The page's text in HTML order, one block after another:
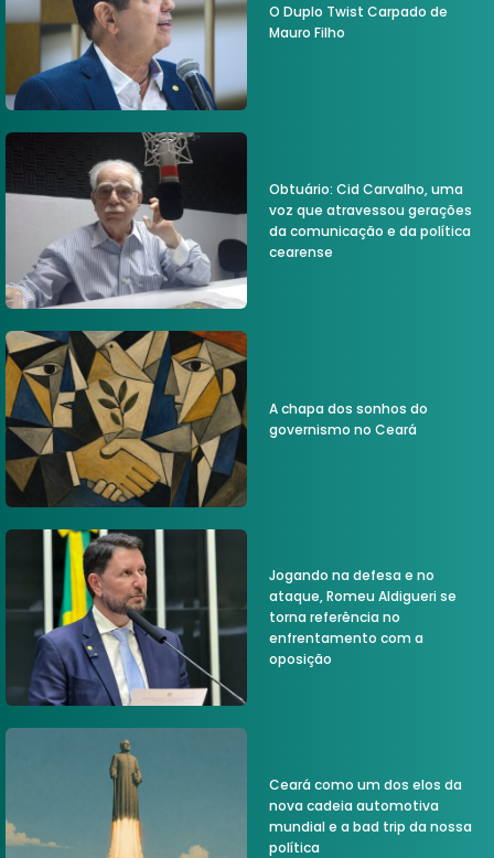
O Duplo Twist Carpado de
Mauro Filho
Obtuário: Cid Carvalho, uma
voz que atravessou gerações
da comunicação e da política
cearense
A chapa dos sonhos do
governismo no Ceará
Jogando na defesa e no
ataque, Romeu Aldigueri se
torna referência no
enfrentamento com a
oposição
Ceará como um dos elos da
nova cadeia automotiva
mundial e a bad trip da nossa
política